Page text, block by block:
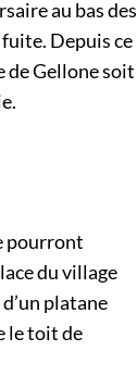
au bas des
Depuis ce
de Gellone soit
pourront
du village
platane
le toit de